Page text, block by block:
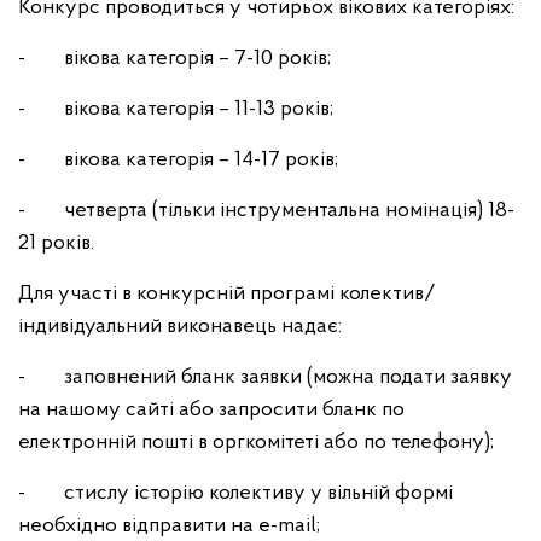
Конкурс проводиться у чотирьох вікових категоріях:
- вікова категорія – 7-10 років;
- вікова категорія – 11-13 років;
- вікова категорія – 14-17 років;
- четверта (тільки інструментальна номінація) 18-
21 років.
Для участі в конкурсній програмі колектив/
індивідуальний виконавець надає:
- заповнений бланк заявки (можна подати заявку
на нашому сайті або запросити бланк по
електронній пошті в оргкомітеті або по телефону);
- стислу історію колективу у вільній формі
необхідно відправити на e-mail;